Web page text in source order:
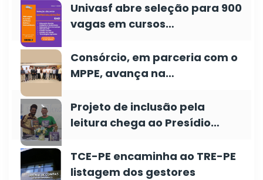
Univasf abre seleção para 900
vagas em cursos…
Consórcio, em parceria com o
MPPE, avança na…
Projeto de inclusão pela
leitura chega ao Presídio…
TCE-PE encaminha ao TRE-PE
listagem dos gestores